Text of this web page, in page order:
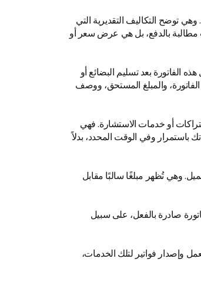
توضح التكاليف التقديرية التي
بالدفع، بل هي عرض سعر أو
الفاتورة بعد تسليم البضائع أو
والمبلغ المستحق، ووصف
أو خدمات الاستشارة. فهي
وفي الوقت المحدد، بدلاً
وهي تُظهر مبلغًا سالبًا مقابل
صادرة بالفعل، على سبيل
وإصدار فواتير لتلك الخدمات،